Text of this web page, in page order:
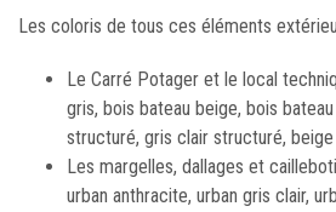
Les coloris de tous ces éléments
Le Carré Potager et le local
gris, bois bateau beige, bois
structuré, gris clair structuré,
Les margelles, dallages et
urban anthracite, urban gris clair,